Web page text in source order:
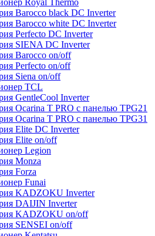
Royal Thermo
Barocco black DC Inverter
Barocco white DC Inverter
Perfecto DC Inverter
SIENA DC Inverter
Barocco on/off
Perfecto on/off
Siena on/off
TCL
GentleCool Inverter
Ocarina T PRO c панелью TPG21
Ocarina T PRO c панелью TPG31
Elite DC Inverter
Elite on/off
Legion
Monza
Forza
Funai
KADZOKU Inverter
DAIJIN Inverter
KADZOKU on/off
SENSEI on/off